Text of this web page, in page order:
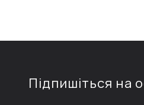
Підпишіться на